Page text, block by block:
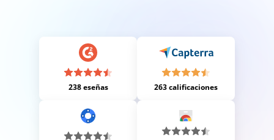
238 eseñas 263 calificaciones